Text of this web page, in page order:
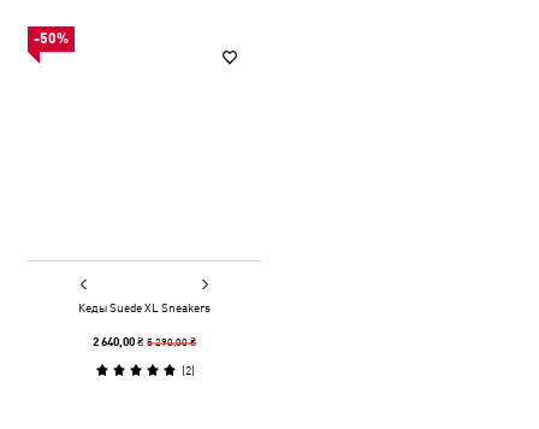
-50%
Кеды Suede XL Sneakers
2 640,00 ₴5 290,00 ₴
(2)